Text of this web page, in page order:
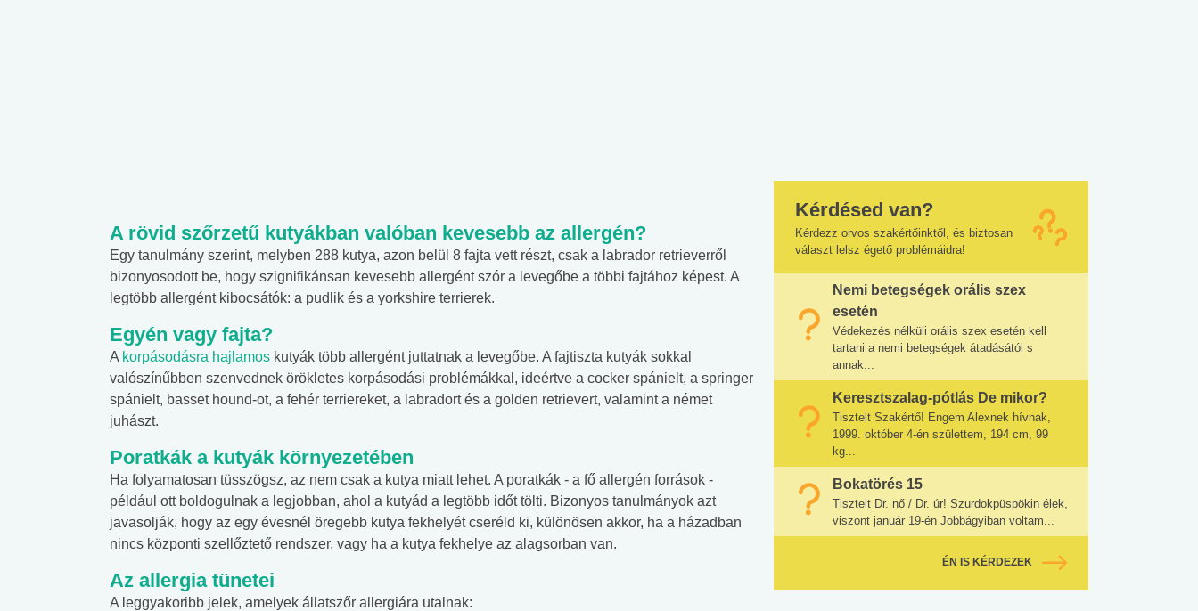
A rövid szőrzetű kutyákban valóban kevesebb az allergén?
Egy tanulmány szerint, melyben 288 kutya, azon belül 8 fajta vett részt, csak a labrador retrieverről
bizonyosodott be, hogy szignifikánsan kevesebb allergént szór a levegőbe a többi fajtához képest. A
legtöbb allergént kibocsátók: a pudlik és a yorkshire terrierek.
Egyén vagy fajta?
A korpásodásra hajlamos kutyák több allergént juttatnak a levegőbe. A fajtiszta kutyák sokkal
valószínűbben szenvednek örökletes korpásodási problémákkal, ideértve a cocker spánielt, a springer
spánielt, basset hound-ot, a fehér terriereket, a labradort és a golden retrievert, valamint a német
juhászt.
Poratkák a kutyák környezetében
Ha folyamatosan tüsszögsz, az nem csak a kutya miatt lehet. A poratkák - a fő allergén források -
például ott boldogulnak a legjobban, ahol a kutyád a legtöbb időt tölti. Bizonyos tanulmányok azt
javasolják, hogy az egy évesnél öregebb kutya fekhelyét cseréld ki, különösen akkor, ha a házadban
nincs központi szellőztető rendszer, vagy ha a kutya fekhelye az alagsorban van.
Az allergia tünetei
A leggyakoribb jelek, amelyek állatszőr allergiára utalnak:
Kérdésed van?
Kérdezz orvos szakértőinktől, és biztosan
választ lelsz égető problémáidra!
Nemi betegségek orális szex
esetén
Védekezés nélküli orális szex esetén kell
tartani a nemi betegségek átadásától s
annak...
Keresztszalag-pótlás De mikor?
Tisztelt Szakértő! Engem Alexnek hívnak,
1999. október 4-én születtem, 194 cm, 99
kg...
Bokatörés 15
Tisztelt Dr. nő / Dr. úr! Szurdokpüspökin élek,
viszont január 19-én Jobbágyiban voltam...
ÉN IS KÉRDEZEK